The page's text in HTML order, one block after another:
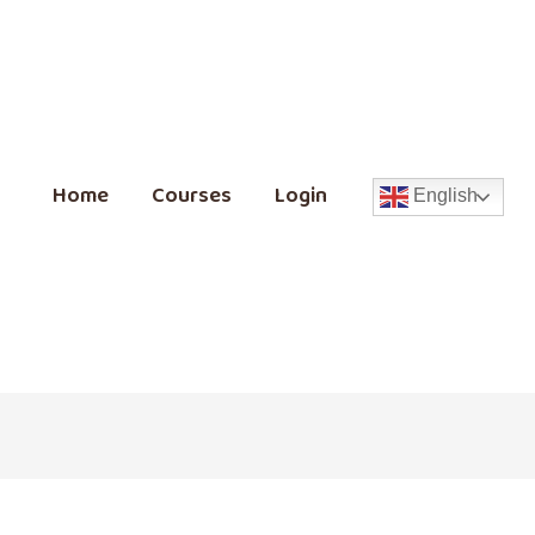
Home Courses Login English